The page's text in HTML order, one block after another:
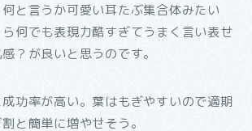
と言うか可愛い耳たぶ集合体みたい
何でも表現力酷すぎてうまく言い表せ
？が良いと思うのです。
功率が高い。葉はもぎやすいので適期
と簡単に増やせそう。